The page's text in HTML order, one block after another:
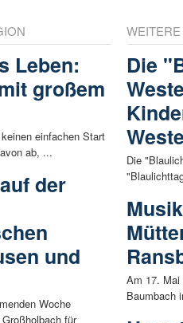
Leben:
großem
einfachen Start
ab, ...
der
und
Woche
für
Die
Die
Am 17.
Baumbach